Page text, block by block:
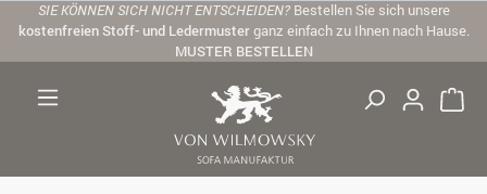
Zum Hauptinhalt springen
SIE KÖNNEN SICH NICHT ENTSCHEIDEN? Bestellen Sie sich unsere
kostenfreien Stoff- und Ledermusterganz einfach zu Ihnen nach Hause.
MUSTER BESTELLEN